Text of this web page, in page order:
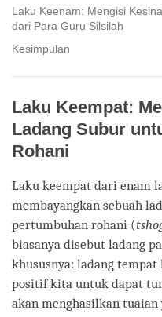
Laku Keenam: Mengisi
dari Para Guru Silsilah
Kesimpulan
Laku Keempat:
Ladang Subur
Rohani
Laku keempat dari enam
membayangkan sebuah
pertumbuhan rohani (
biasanya disebut ladang
khususnya: ladang
positif kita untuk dapat
akan menghasilkan